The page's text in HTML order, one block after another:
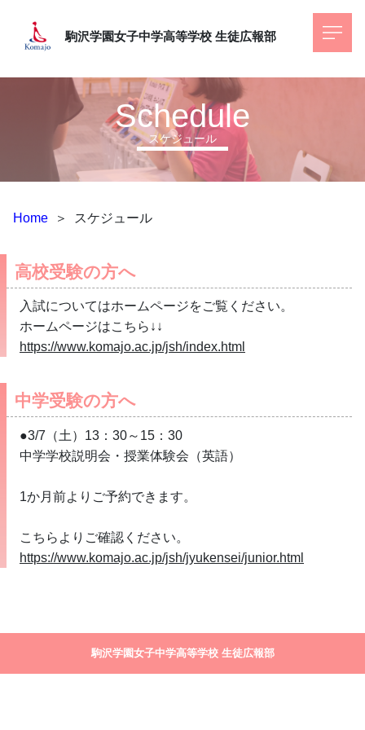
駒沢学園女子中学高等学校 生徒広報部
スケジュール
Schedule
Home ＞ スケジュール
高校受験の方へ
入試についてはホームページをご覧ください。
ホームページはこちら↓↓
https://www.komajo.ac.jp/jsh/index.html
中学受験の方へ
●3/7（土）13：30～15：30
中学学校説明会・授業体験会（英語）
1か月前よりご予約できます。
こちらよりご確認ください。
https://www.komajo.ac.jp/jsh/jyukensei/junior.html
駒沢学園女子中学高等学校 生徒広報部